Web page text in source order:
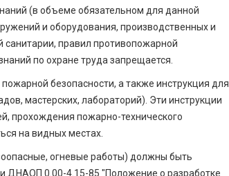
(в объеме обязательном для данной
и оборудования, произ­водственных и
санитарии, правил противопожарной
по охране труда запрещается.
безопасности, а также инструкция для
мастерских, лабора­торий). Эти инструкции
прохождения пожарно-технического
на видных местах.
огневые работы) должны быть
ДНАОП 0.00-4.15-85 "Положение о разработке